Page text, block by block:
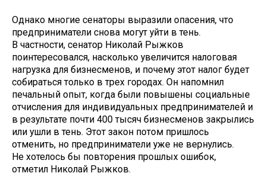
Однако многие сенаторы выразили опасения, что
предприниматели снова могут уйти в тень.
В частности, сенатор Николай Рыжков
поинтересовался, насколько увеличится налоговая
нагрузка для бизнесменов, и почему этот налог будет
собираться только в трех городах. Он напомнил
печальный опыт, когда были повышены социальные
отчисления для индивидуальных предпринимателей и
в результате почти 400 тысяч бизнесменов закрылись
или ушли в тень. Этот закон потом пришлось
отменить, но предприниматели уже не вернулись.
Не хотелось бы повторения прошлых ошибок,
отметил Николай Рыжков.